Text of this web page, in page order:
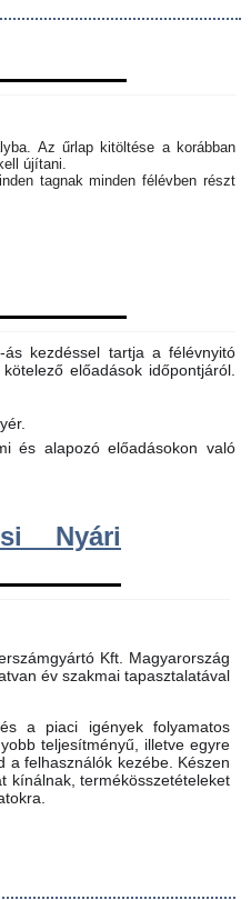
Az űrlap kitöltése a korábban
újítani.
tagnak minden félévben részt
kezdéssel tartja a félévnyitó
előadások időpontjáról.
és alapozó előadásokon való
Nyári
Kft. Magyarország
év szakmai tapasztalatával
a piaci igények folyamatos
teljesítményű, illetve egyre
a felhasználók kezébe. Készen
kínálnak, termékösszetételeket